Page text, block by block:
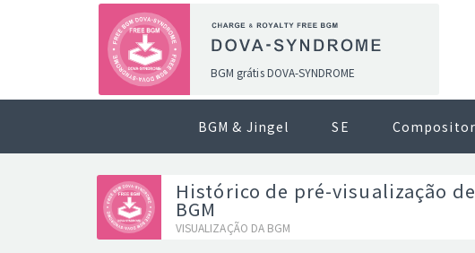
BGM grátis DOVA-SYNDROME
BGM & Jingel SE
Histórico de pré-visualização de
BGM
VISUALIZAÇÃO DA BGM